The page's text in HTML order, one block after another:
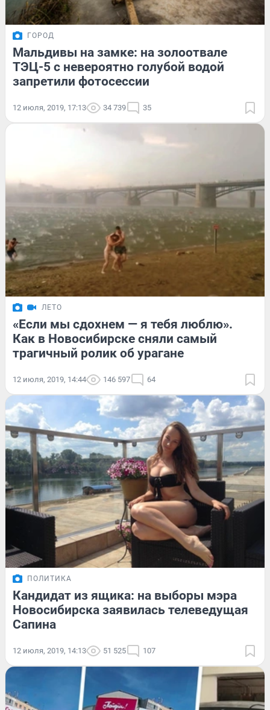
ГОРОД
Мальдивы на замке: на золоотвале
ТЭЦ-5 с невероятно голубой водой
запретили фотосессии
12 июля, 2019, 17:13 34 739 35
ЛЕТО
«Если мы сдохнем — я тебя люблю».
Как в Новосибирске сняли самый
трагичный ролик об урагане
12 июля, 2019, 14:44 146 597 64
ПОЛИТИКА
Кандидат из ящика: на выборы мэра
Новосибирска заявилась телеведущая
Сапина
12 июля, 2019, 14:13 51 525 107